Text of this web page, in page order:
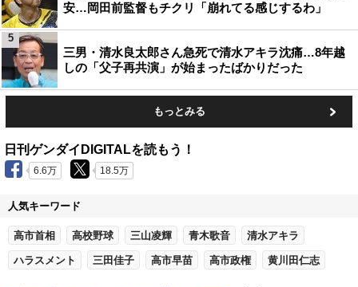
安…岡田前監督もチクリ「崩れてる感じするわ」
三男・清水良太郎さん急死で清水アキラ沈痛…8年越
しの「父子再共演」が始まったばかりだった
5
もっとみる
日刊ゲンダイDIGITALを読もう！
6.6万 18.5万
人気キーワード
高市首相 高校野球 三山凌輝 青木歌音 清水アキラ
ハラスメント 三田佳子 高市早苗 高市政権 黄川田仁志